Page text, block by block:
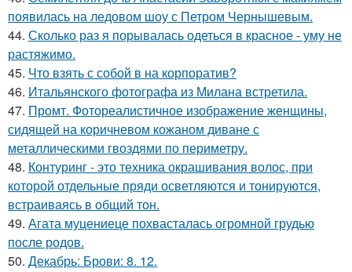
появилась на ледовом шоу с Петром Чернышевым.
44. Сколько раз я порывалась одеться в красное - уму не
растяжимо.
45. Что взять с собой в на корпоратив?
46. Итальянского фотографа из Милана встретила.
47. Промт. Фотореалистичное изображение женщины,
сидящей на коричневом кожаном диване с
металлическими гвоздями по периметру.
48. Контуринг - это техника окрашивания волос, при
которой отдельные пряди осветляются и тонируются,
встраиваясь в общий тон.
49. Агата муцениеце похвасталась огромной грудью
после родов.
50. Декабрь: Брови: 8. 12.